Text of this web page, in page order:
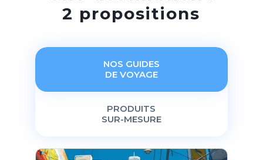
2 propositions
NOS GUIDES
DE VOYAGE
PRODUITS
SUR-MESURE